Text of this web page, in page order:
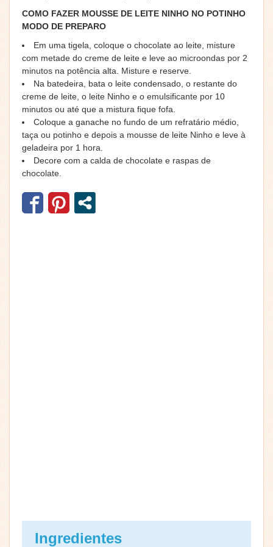
COMO FAZER MOUSSE DE LEITE NINHO NO POTINHO
MODO DE PREPARO
Em uma tigela, coloque o chocolate ao leite, misture
com metade do creme de leite e leve ao microondas por 2
minutos na potência alta. Misture e reserve.
Na batedeira, bata o leite condensado, o restante do
creme de leite, o leite Ninho e o emulsificante por 10
minutos ou até que a mistura fique fofa.
Coloque a ganache no fundo de um refratário médio,
taça ou potinho e depois a mousse de leite Ninho e leve à
geladeira por 1 hora.
Decore com a calda de chocolate e raspas de
chocolate.
Ingredientes